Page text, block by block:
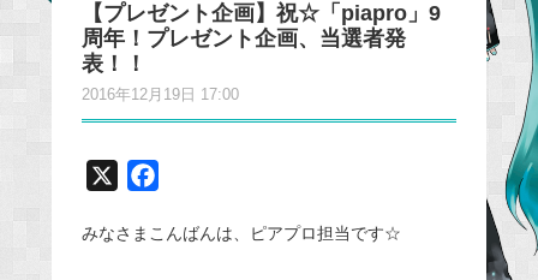
【プレゼント企画】祝☆「piapro」9
周年！プレゼント企画、当選者発
表！！
2016年12月19日 17:00
c
みなさまこんばんは、ピアプロ担当です☆